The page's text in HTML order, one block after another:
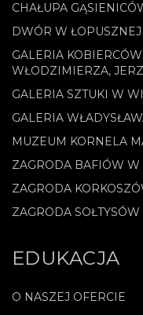
CHAŁUPA
DWÓR W ŁOPUSZNEJ
GALERIA
WŁODZIMIERZA,
GALERIA SZTUKI W
GALERIA
MUZEUM KORNELA
ZAGRODA BAFIÓW
ZAGRODA
ZAGRODA
EDUKACJA
O NASZEJ OFERCIE